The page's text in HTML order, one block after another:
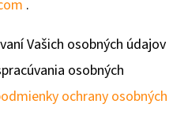
.
Vašich osobných údajov
osobných
ochrany osobných